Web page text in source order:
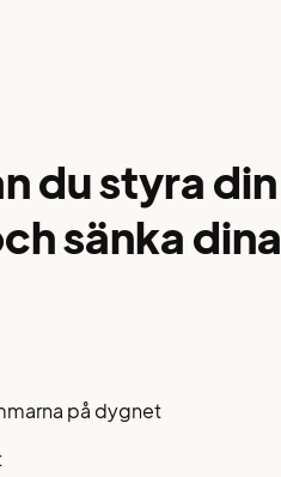
du styra din
sänka dina
på dygnet